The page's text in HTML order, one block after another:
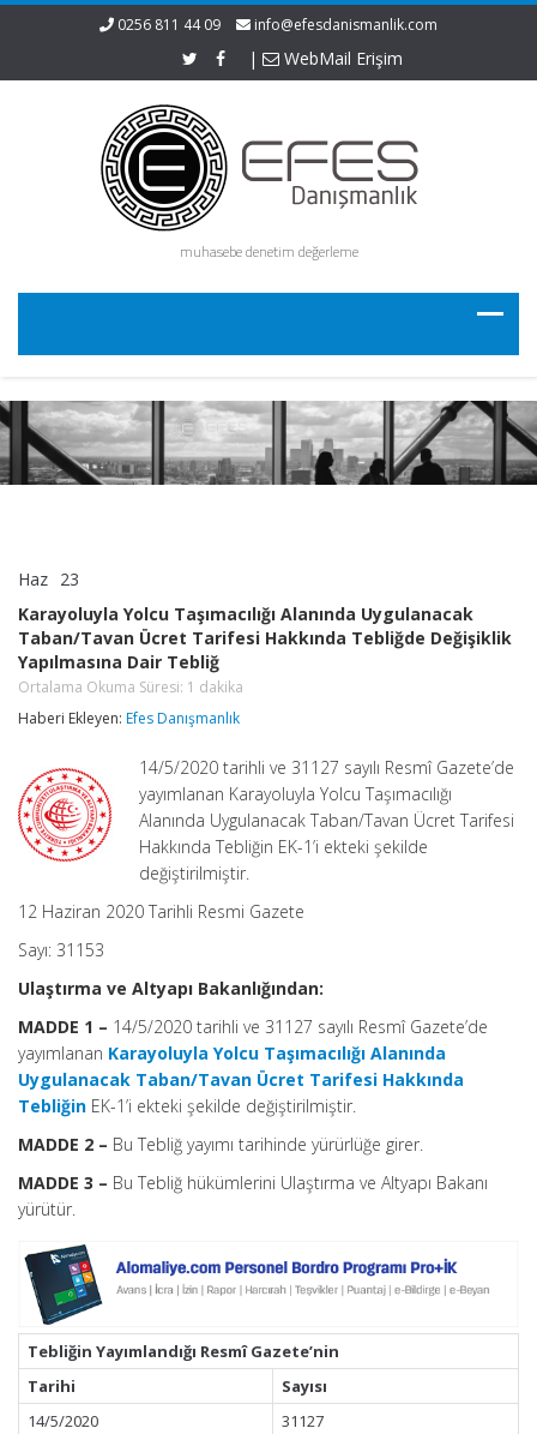
0256 811 44 09 info@efesdanismanlik.com
| WebMail Erişim
muhasebe denetim değerleme
Haz 23
Taşımacılığı
Alanında
Uygulanacak
Taban/Tavan
Tarifesi
Tebliğde
Yapılmasına
Dair
Tebliğ
Ortalama
Okuma
1
dakika
Karayoluyla Yolcu Taşımacılığı Alanında Uygulanacak
Taban/Tavan Ücret Tarifesi Hakkında Tebliğde Değişiklik
Yapılmasına Dair Tebliğ
Ortalama Okuma Süresi: 1 dakika
Haberi Ekleyen: Efes Danışmanlık
14/5/2020 tarihli ve 31127 sayılı Resmî Gazete’de
yayımlanan Karayoluyla Yolcu Taşımacılığı
Alanında Uygulanacak Taban/Tavan Ücret Tarifesi
Hakkında Tebliğin EK-1’i ekteki şekilde
değiştirilmiştir.
12 Haziran 2020 Tarihli Resmi Gazete
Sayı: 31153
Ulaştırma ve Altyapı Bakanlığından:
MADDE 1 – 14/5/2020 tarihli ve 31127 sayılı Resmî Gazete’de
yayımlanan Karayoluyla Yolcu Taşımacılığı Alanında
Uygulanacak Taban/Tavan Ücret Tarifesi Hakkında
Tebliğin EK-1’i ekteki şekilde değiştirilmiştir.
MADDE 2 – Bu Tebliğ yayımı tarihinde yürürlüğe girer.
MADDE 3 – Bu Tebliğ hükümlerini Ulaştırma ve Altyapı Bakanı
yürütür.
Tebliğin Yayımlandığı Resmî Gazete’nin
Tarihi
Sayısı
14/5/2020
31127